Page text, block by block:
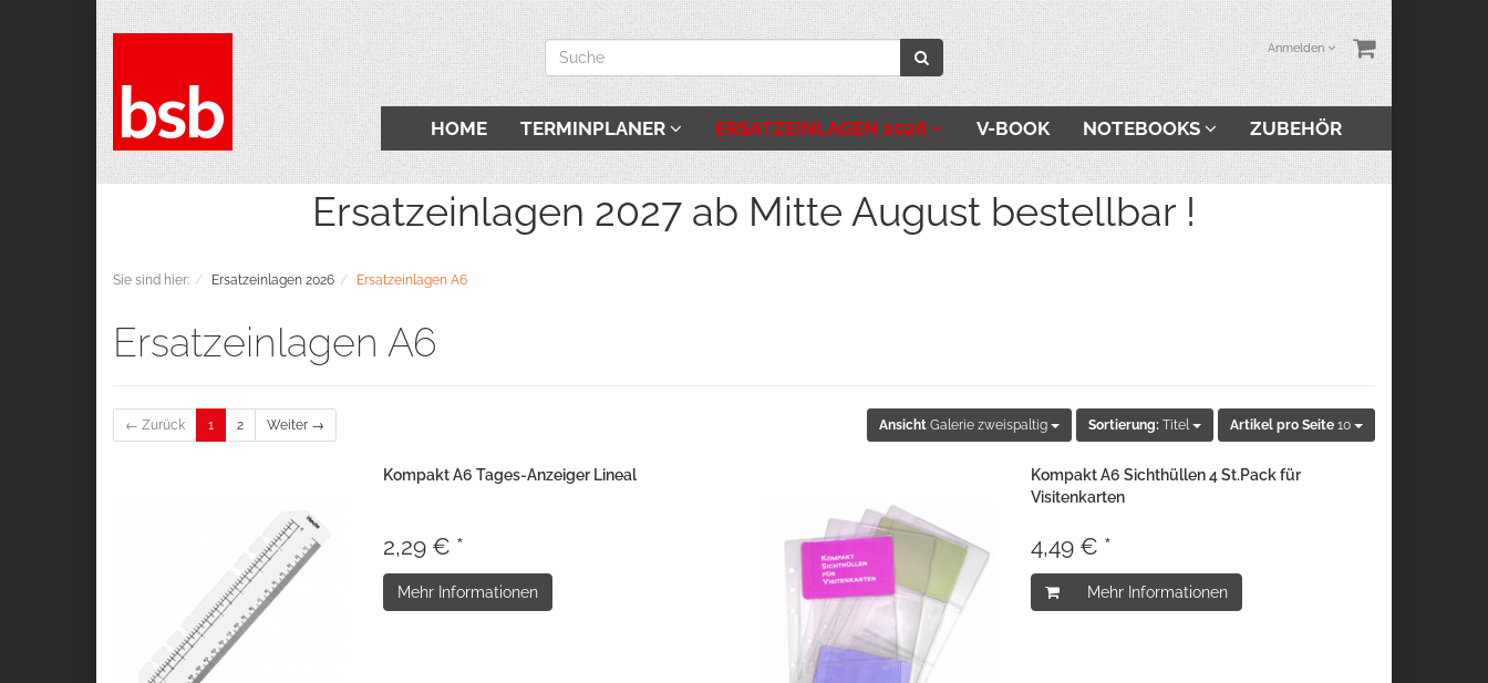
Anmelden
HOME TERMINPLANER ERSATZEINLAGEN 2026 V-BOOK NOTEBOOKS ZUBEHÖR
Ersatzeinlagen 2027 ab Mitte August bestellbar !
Sie sind hier: Ersatzeinlagen 2026 Ersatzeinlagen A6
Ersatzeinlagen A6
← Zurück 1 2 Weiter → Ansicht Galerie zweispaltig Sortierung: Titel Artikel pro Seite 10
Kompakt A6 Tages-Anzeiger Lineal
2,29 € *
Mehr Informationen
Kompakt A6 Sichthüllen 4 St.Pack für
Visitenkarten
4,49 € *
Mehr Informationen